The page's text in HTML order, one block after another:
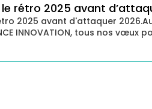
rétro 2025 avant
2025 avant d'attaquer
INNOVATION, tous nos